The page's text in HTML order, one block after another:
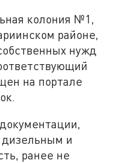
колония №1,
районе,
нужд
на портале
и
ранее не